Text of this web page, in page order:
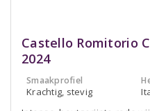
Castello Romitorio
2024
Smaakprofiel
Krachtig, stevig